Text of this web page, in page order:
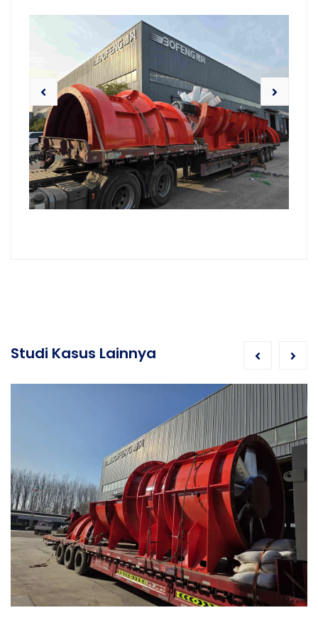
Studi Kasus Lainnya